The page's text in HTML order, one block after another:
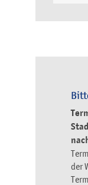
der